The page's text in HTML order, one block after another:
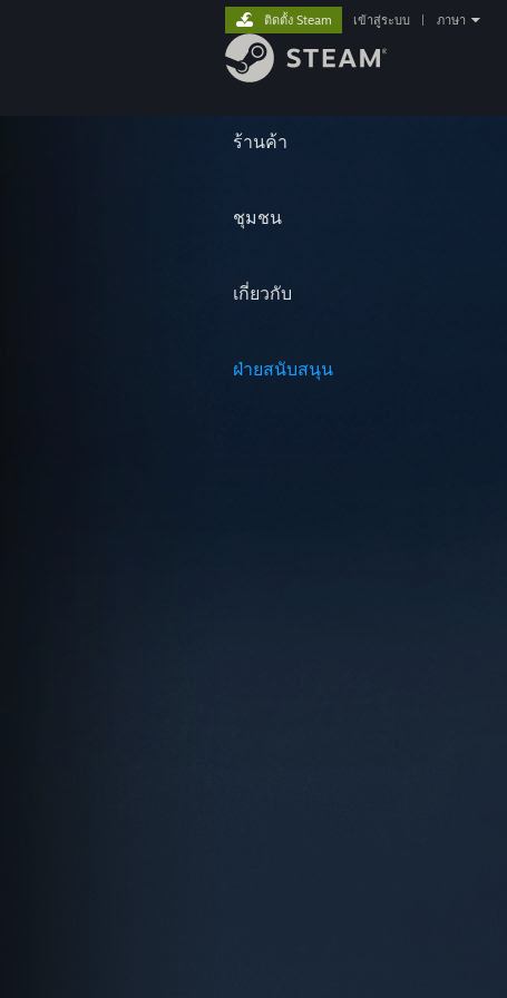
ร้านค้า
ชุมชน
เกี่ยวกับ
ฝ่ายสนับสนุน
ติดตั้ง Steam เข้าสู่ระบบ ภาษา